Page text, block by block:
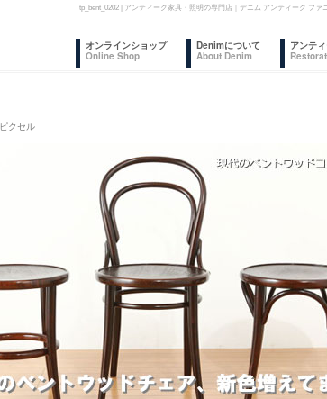
tp_bent_0202 | アンティーク家具・照明の専門店｜デニム アンティーク フ
ン
キ
プ
オンラインショップ
Online Shop
Denimについて
About Denim
アンテ
ピクセル